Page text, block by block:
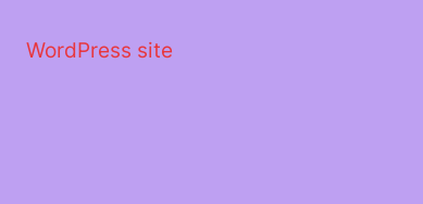
περιεχόμενο
WordPress site